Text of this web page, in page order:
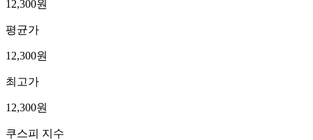
12,300원
평균가
12,300원
최고가
12,300원
쿠스피 지수